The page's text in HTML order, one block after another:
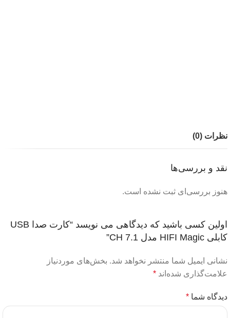
نظرات (0)
نقد و بررسی‌ها
هنوز بررسی‌ای ثبت نشده است.
اولین کسی باشید که دیدگاهی می نویسد “کارت صدا USB
کابلی HIFI Magic مدل 7.1 CH”
نشانی ایمیل شما منتشر نخواهد شد. بخش‌های موردنیاز
علامت‌گذاری شده‌اند *
دیدگاه شما *